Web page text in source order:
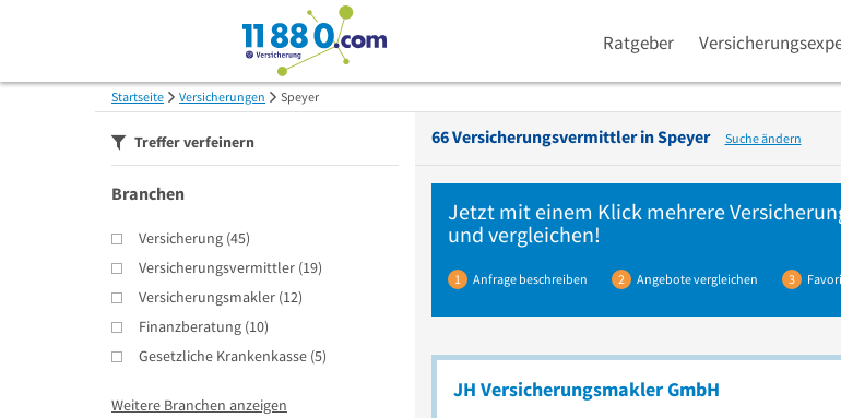
Ratgeber
Startseite Versicherungen Speyer
Treffer verfeinern
Branchen
Versicherung (45)
Versicherungsvermittler (19)
Versicherungsmakler (12)
Finanzberatung (10)
Gesetzliche Krankenkasse (5)
Weitere Branchen anzeigen
66Versicherungsvermittler inSpeyer Suche ändern
1 Anfrage beschreiben 2 Angebote vergleichen 3
Jetzt mit einem Klick mehrere
und vergleichen!
JH Versicherungsmakler GmbH